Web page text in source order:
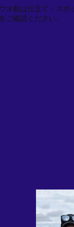
オ船は仕立て・スポ
ご確認ください。